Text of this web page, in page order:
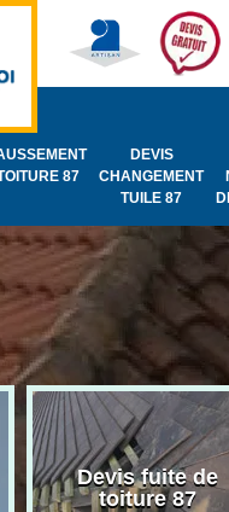
87
DEVIS
CHANGEMENT
TUILE 87
Devis fuite de
toiture 87